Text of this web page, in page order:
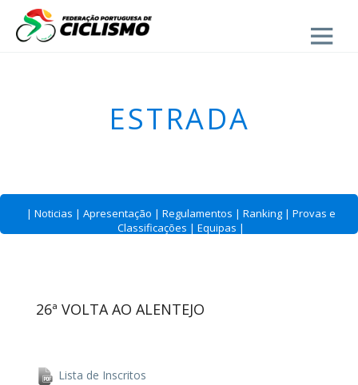
Close
ESTRADA
| Noticias | Apresentação | Regulamentos | Ranking | Provas e
Classificações | Equipas |
26ª VOLTA AO ALENTEJO
Lista de Inscritos